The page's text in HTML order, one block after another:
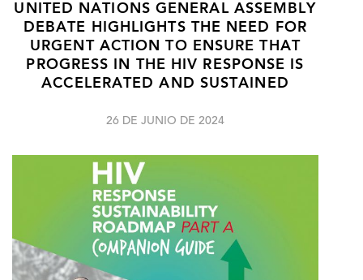
UNITED NATIONS GENERAL ASSEMBLY
DEBATE HIGHLIGHTS THE NEED FOR
URGENT ACTION TO ENSURE THAT
PROGRESS IN THE HIV RESPONSE IS
ACCELERATED AND SUSTAINED
26 DE JUNIO DE 2024